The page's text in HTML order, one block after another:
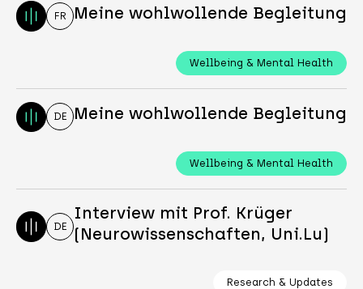
FR Meine wohlwollende Begleitung
Wellbeing & Mental Health
DE Meine wohlwollende Begleitung
Wellbeing & Mental Health
DE
Interview mit Prof. Krüger
(Neurowissenschaften, Uni.Lu)
Research & Updates